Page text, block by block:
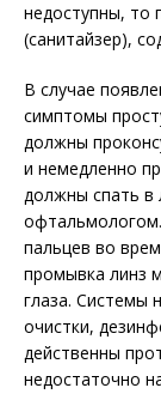
недоступны, то
(санитайзер),
В случае
симптомы
должны
и немедленно
должны спать в
пальцев во
промывка линз
глаза. Системы
очистки,
действенны
недостаточно